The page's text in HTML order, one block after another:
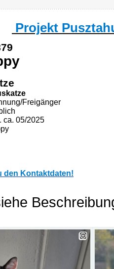
Projekt
Freigänger
ca. 05/2025
den Kontaktdaten!